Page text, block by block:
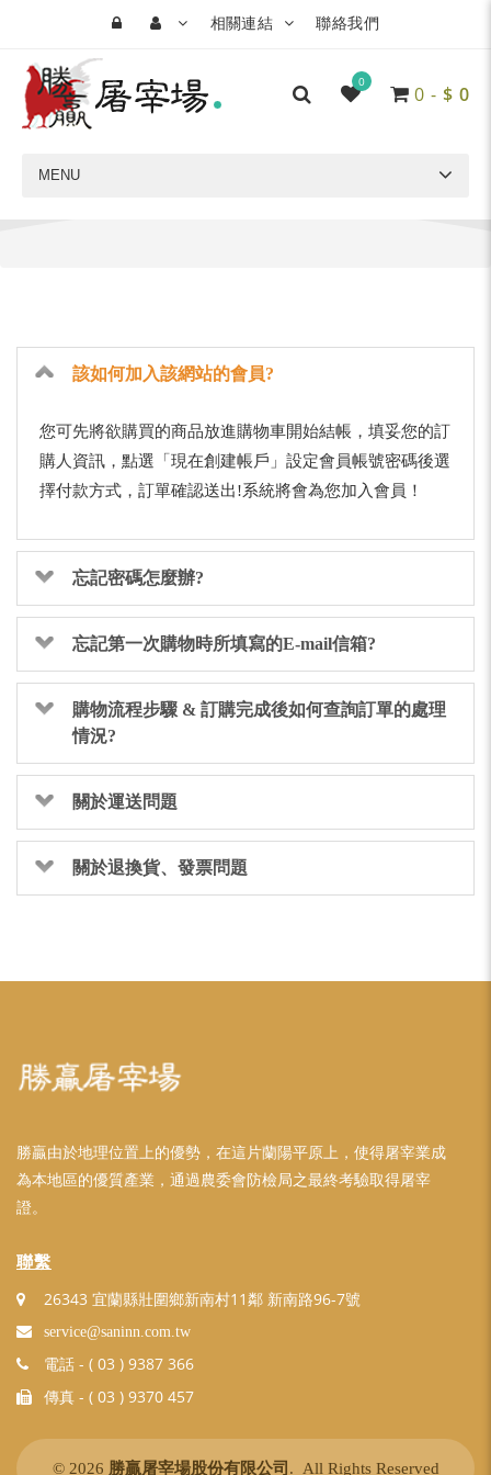
相關連結 聯絡我們
0
0 - $ 0
MENU
該如何加入該網站的會員?
您可先將欲購買的商品放進購物車開始結帳，填妥您的訂
購人資訊，點選「現在創建帳戶」設定會員帳號密碼後選
擇付款方式，訂單確認送出!系統將會為您加入會員！
忘記密碼怎麼辦?
忘記第一次購物時所填寫的E-mail信箱?
購物流程步驟 & 訂購完成後如何查詢訂單的處理
情況?
關於運送問題
關於退換貨、發票問題
勝贏由於地理位置上的優勢，在這片蘭陽平原上，使得屠宰業成
為本地區的優質產業，通過農委會防檢局之最終考驗取得屠宰
證。
聯繫
26343 宜蘭縣壯圍鄉新南村11鄰 新南路96-7號
service@saninn.com.tw
電話 - ( 03 ) 9387 366
傳真 - ( 03 ) 9370 457
© 2026 勝贏屠宰場股份有限公司 . All Rights Reserved